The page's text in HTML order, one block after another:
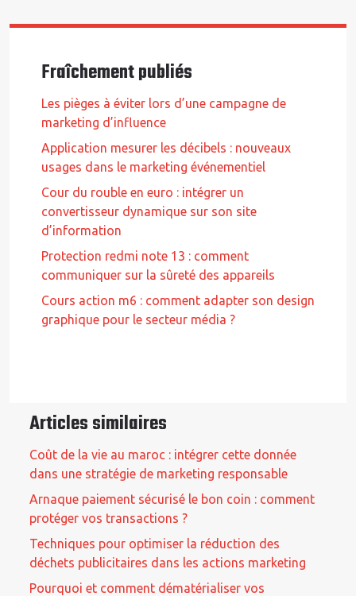
Fraîchement publiés
Les pièges à éviter lors d’une campagne de
marketing d’influence
Application mesurer les décibels : nouveaux
usages dans le marketing événementiel
Cour du rouble en euro : intégrer un
convertisseur dynamique sur son site
d’information
Protection redmi note 13 : comment
communiquer sur la sûreté des appareils
Cours action m6 : comment adapter son design
graphique pour le secteur média ?
Articles similaires
Coût de la vie au maroc : intégrer cette donnée
dans une stratégie de marketing responsable
Arnaque paiement sécurisé le bon coin : comment
protéger vos transactions ?
Techniques pour optimiser la réduction des
déchets publicitaires dans les actions marketing
Pourquoi et comment dématérialiser vos